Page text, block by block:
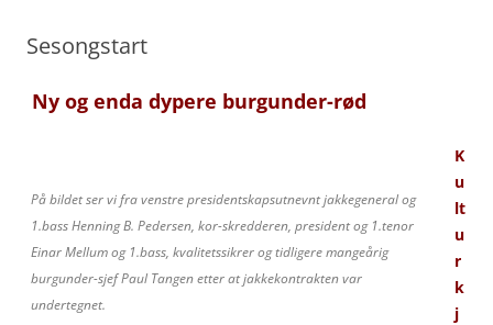
Sesongstart
Ny og enda dypere burgunder-rød
På bildet ser vi fra venstre presidentskapsutnevnt jakkegeneral og
1.bass Henning B. Pedersen, kor-skredderen, president og 1.tenor
Einar Mellum og 1.bass, kvalitetssikrer og tidligere mangeårig
burgunder-sjef Paul Tangen etter at jakkekontrakten var
undertegnet.
K
u
lt
u
r
k
j